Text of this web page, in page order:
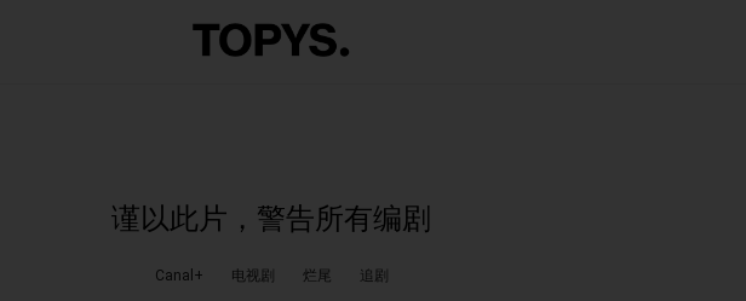
谨以此片，警告所有编剧
Canal+ 电视剧 烂尾 追剧